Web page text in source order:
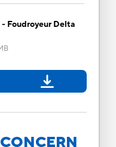
Foudroyeur Delta